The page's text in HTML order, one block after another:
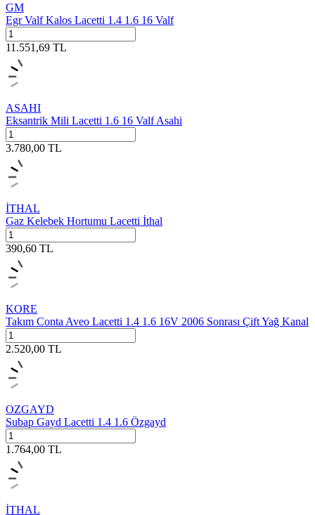
GM
Egr Valf Kalos Lacetti 1.4 1.6 16 Valf
11.551,69 TL
ASAHI
Eksantrik Mili Lacetti 1.6 16 Valf Asahi
3.780,00 TL
İTHAL
Gaz Kelebek Hortumu Lacetti İthal
390,60 TL
KORE
Takım Conta Aveo Lacetti 1.4 1.6 16V 2006 Sonrası Çift Yağ Kanal
2.520,00 TL
OZGAYD
Subap Gayd Lacetti 1.4 1.6 Özgayd
1.764,00 TL
İTHAL